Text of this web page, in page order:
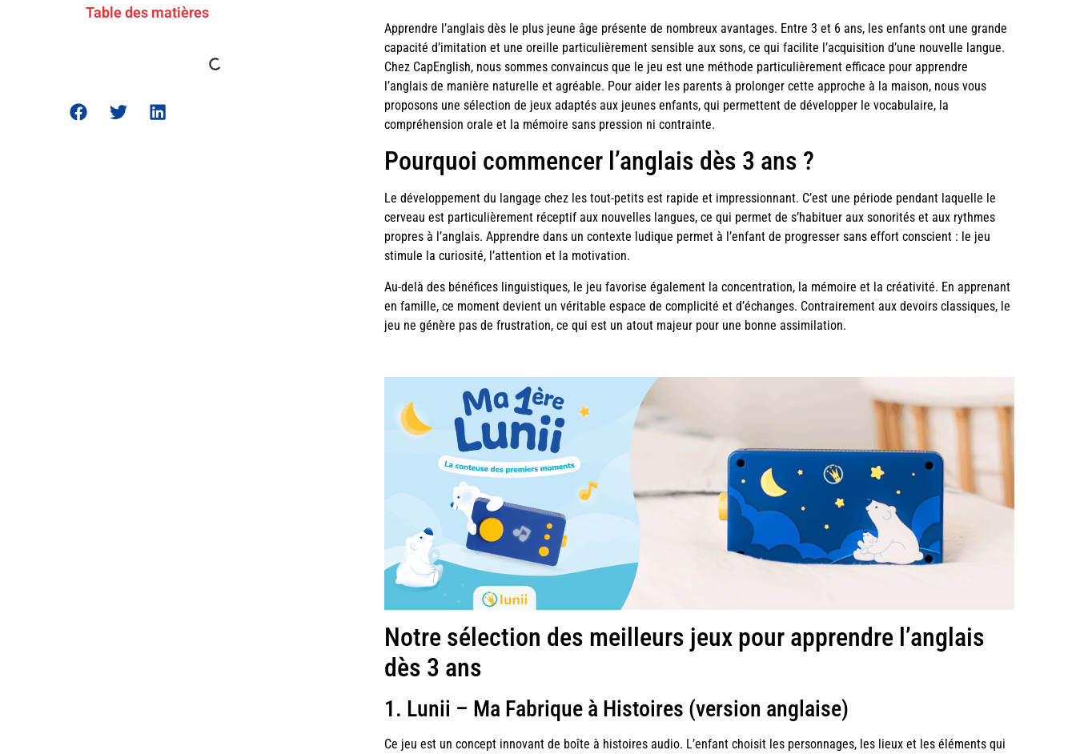
Table des matières
Apprendre l’anglais dès le plus jeune âge présente de nombreux avantages. Entre 3 et 6 ans, les enfants ont une grande
capacité d’imitation et une oreille particulièrement sensible aux sons, ce qui facilite l’acquisition d’une nouvelle langue.
Chez CapEnglish, nous sommes convaincus que le jeu est une méthode particulièrement efficace pour apprendre
l’anglais de manière naturelle et agréable. Pour aider les parents à prolonger cette approche à la maison, nous vous
proposons une sélection de jeux adaptés aux jeunes enfants, qui permettent de développer le vocabulaire, la
compréhension orale et la mémoire sans pression ni contrainte.
Pourquoi commencer l’anglais dès 3 ans ?
Le développement du langage chez les tout-petits est rapide et impressionnant. C’est une période pendant laquelle le
cerveau est particulièrement réceptif aux nouvelles langues, ce qui permet de s’habituer aux sonorités et aux rythmes
propres à l’anglais. Apprendre dans un contexte ludique permet à l’enfant de progresser sans effort conscient : le jeu
stimule la curiosité, l’attention et la motivation.
Au-delà des bénéfices linguistiques, le jeu favorise également la concentration, la mémoire et la créativité. En apprenant
en famille, ce moment devient un véritable espace de complicité et d’échanges. Contrairement aux devoirs classiques, le
jeu ne génère pas de frustration, ce qui est un atout majeur pour une bonne assimilation.
Notre sélection des meilleurs jeux pour apprendre l’anglais
dès 3 ans
1. Lunii – Ma Fabrique à Histoires (version anglaise)
Ce jeu est un concept innovant de boîte à histoires audio. L’enfant choisit les personnages, les lieux et les éléments qui